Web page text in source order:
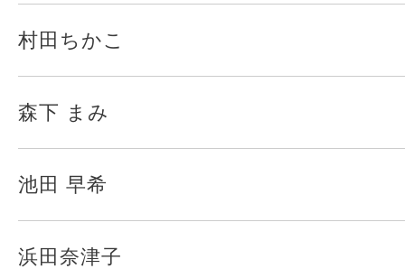
村田ちかこ
森下 まみ
池田 早希
浜田奈津子